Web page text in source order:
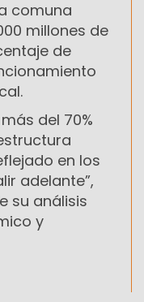
comuna
millones de
de
del 70%
en los
adelante”,
su análisis
y